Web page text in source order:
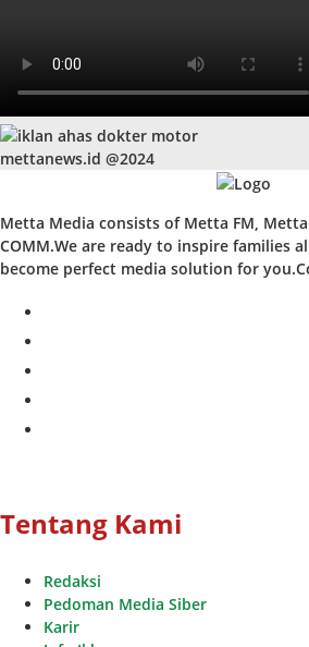
mettanews.id @2024
Metta Media consists of Metta FM,
COMM.We are ready to inspire families
become perfect media solution for
Tentang Kami
Redaksi
Pedoman Media Siber
Karir